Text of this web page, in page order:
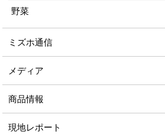
野菜
ミズホ通信
メディア
商品情報
現地レポート